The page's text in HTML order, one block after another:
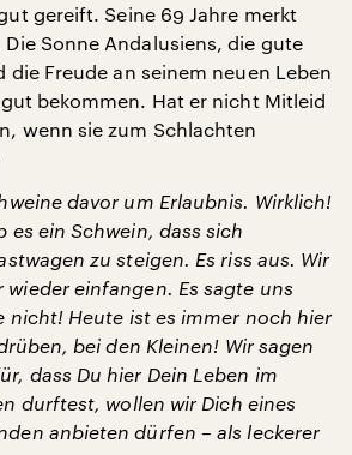
gereift. Seine 69 Jahre merkt
Sonne Andalusiens, die gute
die Freude an seinem neuen Leben
bekommen. Hat er nicht Mitleid
wenn sie zum Schlachten
davor um Erlaubnis. Wirklich!
es ein Schwein, dass sich
zu steigen. Es riss aus. Wir
wieder einfangen. Es sagte uns
nicht! Heute ist es immer noch hier
bei den Kleinen! Wir sagen
dass Du hier Dein Leben im
durftest, wollen wir Dich eines
anbieten dürfen – als leckerer